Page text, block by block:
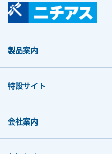
製品案内
特設サイト
会社案内